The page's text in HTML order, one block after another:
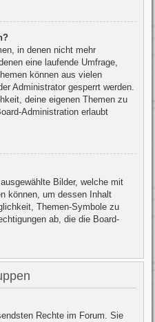
in denen nicht mehr
eine laufende Umfrage,
können aus vielen
Administrator gesperrt werden.
deine eigenen Themen zu
Administration erlaubt
Bilder, welche mit
können, um dessen Inhalt
Themen-Symbole zu
ab, die die Board-
Rechte im Forum. Sie